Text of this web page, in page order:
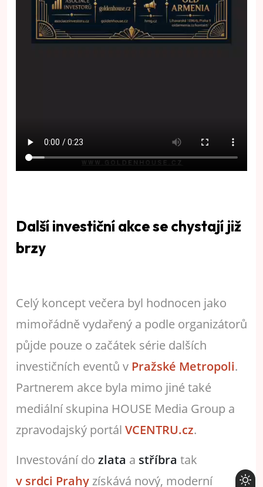
Další investiční akce se chystají již
brzy
Celý koncept večera byl hodnocen jako
mimořádně vydařený a podle organizátorů
půjde pouze o začátek série dalších
investičních eventů v Pražské Metropoli.
Partnerem akce byla mimo jiné také
mediální skupina HOUSE Media Group a
zpravodajský portál VCENTRU.cz.
Investování do zlata a stříbra tak
v srdci Prahyzískává nový, moderní